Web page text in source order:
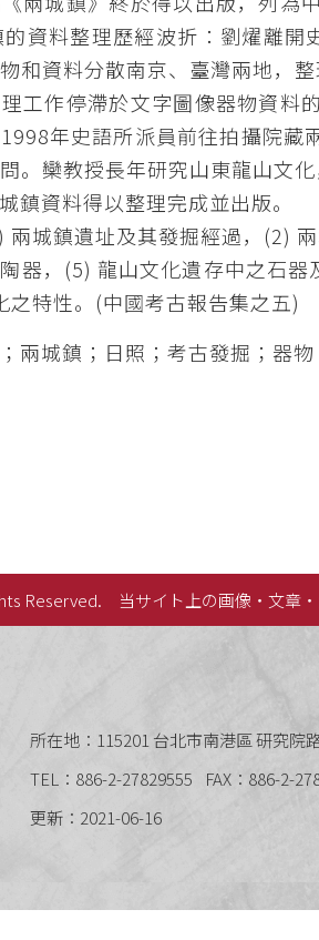
資料整理歷經波折：劉燿離
和資料分散南京、臺灣兩地，
工作停滯於文字圖像器物資料
年史語所派員前往拍攝院
。欒教授長年研究山東龍山文
鎮資料得以整理完成並出版。
兩城鎮遺址及其發掘經過，(2)
器，(5) 龍山文化遺存中之石
之特性。(中國考古報告集之五)
兩城鎮；日照；考古發掘；器物
Reserved. 当サイト上の画像・文章
所在地：115201 台北市南港區 研究院
TEL：886-2-27829555
FAX：886-2-
更新：2021-06-16